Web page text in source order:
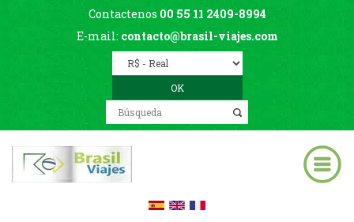
Contactenos 00 55 11 2409-8994
E-mail: contacto@brasil-viajes.com